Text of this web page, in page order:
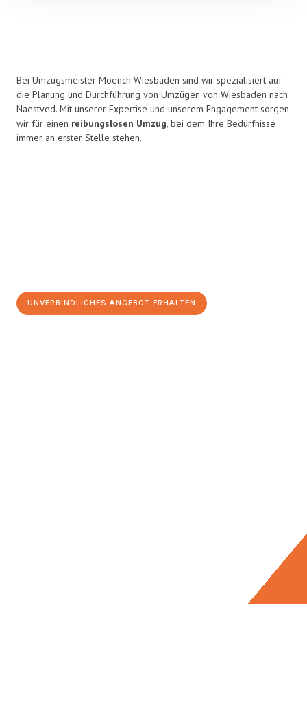
Bei Umzugsmeister Moench Wiesbaden sind wir spezialisiert auf
die Planung und Durchführung von Umzügen von Wiesbaden nach
Naestved. Mit unserer Expertise und unserem Engagement sorgen
wir für einen reibungslosen Umzug, bei dem Ihre Bedürfnisse
immer an erster Stelle stehen.
UNVERBINDLICHES ANGEBOT ERHALTEN